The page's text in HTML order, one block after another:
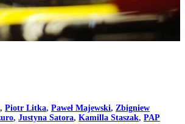
, Piotr Litka, Paweł Majewski, Zbigniew
, Justyna Satora, Kamilla Staszak, PAP